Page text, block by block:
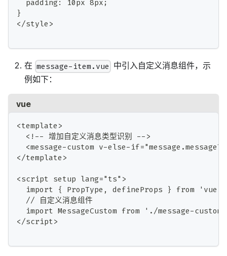
  padding: 10px 8px;
}
</style>
在 message-item.vue 中引入自定义消息组件，示
例如下：
vue
<template>
  <!-- 增加自定义消息类型识别 -->
<message-custom v-else-
</template>
<script setup lang="ts">
  import { PropType, defineProps } from 'vue';
  // 自定义消息组件
import MessageCustom from './message-
</script>